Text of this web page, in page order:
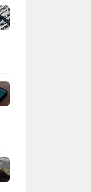
sluneční brýle, které
vybíjí baterii
Nová generace